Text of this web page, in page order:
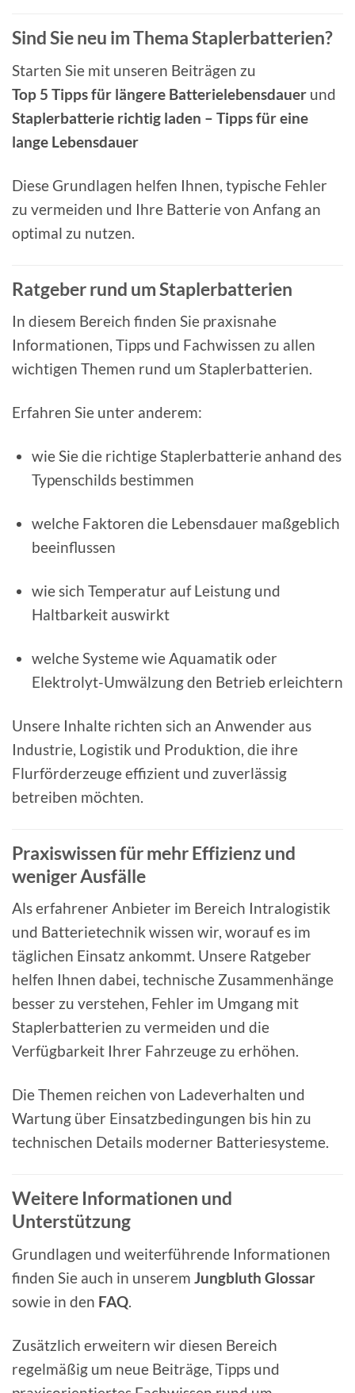
Sind Sie neu im Thema Staplerbatterien?
Starten Sie mit unseren Beiträgen zu
Top 5 Tipps für längere Batterielebensdauer und
Staplerbatterie richtig laden – Tipps für eine
lange Lebensdauer
Diese Grundlagen helfen Ihnen, typische Fehler
zu vermeiden und Ihre Batterie von Anfang an
optimal zu nutzen.
Ratgeber rund um Staplerbatterien
In diesem Bereich finden Sie praxisnahe
Informationen, Tipps und Fachwissen zu allen
wichtigen Themen rund um Staplerbatterien.
Erfahren Sie unter anderem:
wie Sie die richtige Staplerbatterie anhand des
Typenschilds bestimmen
welche Faktoren die Lebensdauer maßgeblich
beeinflussen
wie sich Temperatur auf Leistung und
Haltbarkeit auswirkt
welche Systeme wie Aquamatik oder
Elektrolyt-Umwälzung den Betrieb erleichtern
Unsere Inhalte richten sich an Anwender aus
Industrie, Logistik und Produktion, die ihre
Flurförderzeuge effizient und zuverlässig
betreiben möchten.
Praxiswissen für mehr Effizienz und
weniger Ausfälle
Als erfahrener Anbieter im Bereich Intralogistik
und Batterietechnik wissen wir, worauf es im
täglichen Einsatz ankommt. Unsere Ratgeber
helfen Ihnen dabei, technische Zusammenhänge
besser zu verstehen, Fehler im Umgang mit
Staplerbatterien zu vermeiden und die
Verfügbarkeit Ihrer Fahrzeuge zu erhöhen.
Die Themen reichen von Ladeverhalten und
Wartung über Einsatzbedingungen bis hin zu
technischen Details moderner Batteriesysteme.
Weitere Informationen und
Unterstützung
Grundlagen und weiterführende Informationen
finden Sie auch in unserem Jungbluth Glossar
sowie in den FAQ.
Zusätzlich erweitern wir diesen Bereich
regelmäßig um neue Beiträge, Tipps und